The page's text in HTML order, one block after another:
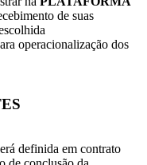
de suas
operacionalização dos
definida em contrato